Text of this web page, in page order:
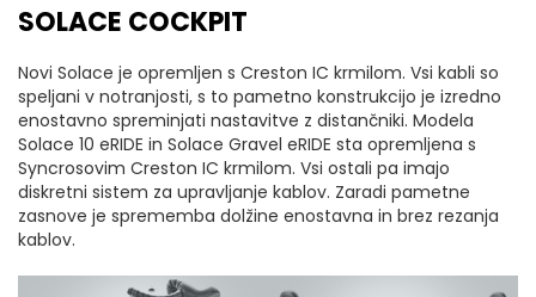
SOLACE COCKPIT
Novi Solace je opremljen s Creston IC krmilom. Vsi kabli so
speljani v notranjosti, s to pametno konstrukcijo je izredno
enostavno spreminjati nastavitve z distančniki. Modela
Solace 10 eRIDE in Solace Gravel eRIDE sta opremljena s
Syncrosovim Creston IC krmilom. Vsi ostali pa imajo
diskretni sistem za upravljanje kablov. Zaradi pametne
zasnove je sprememba dolžine enostavna in brez rezanja
kablov.